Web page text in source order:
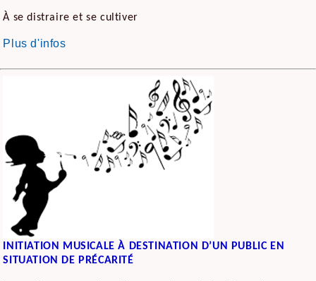
À se distraire et se cultiver
Plus d'infos
INITIATION MUSICALE À DESTINATION D’UN PUBLIC EN
SITUATION DE PRÉCARITÉ